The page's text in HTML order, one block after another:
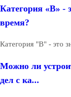
Категория «В» -
время?
Категория "В" - это
Можно ли
дел с ка...